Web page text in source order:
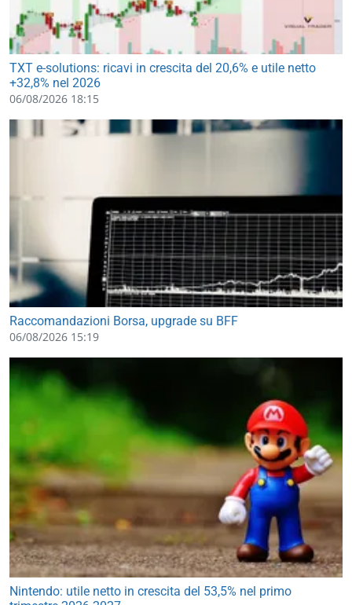
TXT e-solutions: ricavi in crescita del 20,6% e utile netto
+32,8% nel 2026
06/08/2026 18:15
Raccomandazioni Borsa, upgrade su BFF
06/08/2026 15:19
Nintendo: utile netto in crescita del 53,5% nel primo